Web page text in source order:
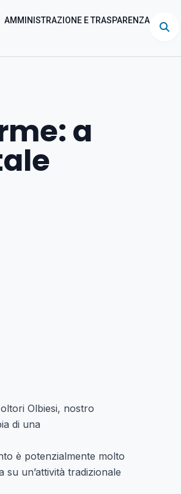
AMMINISTRAZIONE E TRASPARENZA
a
Olbiesi, nostro
di una
è potenzialmente molto
un’attività tradizionale